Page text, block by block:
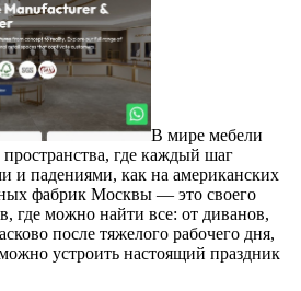
В мире мебели
где каждый шаг
и падениями, как на американских
фабрик Москвы — это своего
где можно найти все: от диванов,
после тяжелого рабочего дня,
устроить настоящий праздник